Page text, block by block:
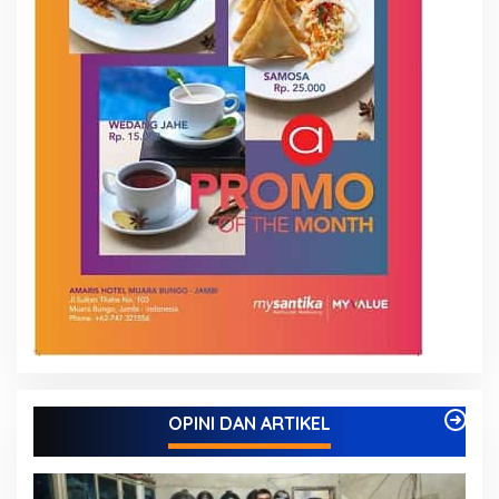
OPINI DAN ARTIKEL